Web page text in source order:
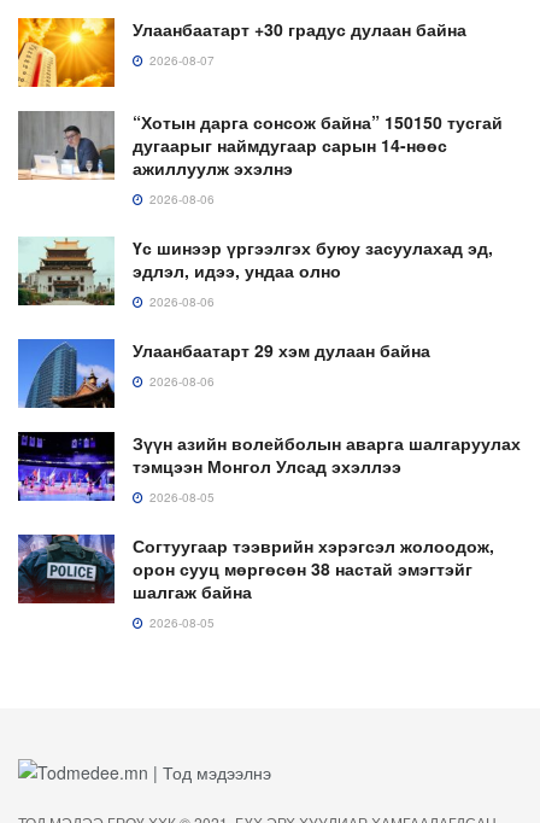
Улаанбаатарт +30 градус дулаан байна
2026-08-07
“Хотын дарга сонсож байна” 150150 тусгай
дугаарыг наймдугаар сарын 14-нөөс
ажиллуулж эхэлнэ
2026-08-06
Үс шинээр үргээлгэх буюу засуулахад эд,
эдлэл, идээ, ундаа олно
2026-08-06
Улаанбаатарт 29 хэм дулаан байна
2026-08-06
Зүүн азийн волейболын аварга шалгаруулах
тэмцээн Монгол Улсад эхэллээ
2026-08-05
Согтуугаар тээврийн хэрэгсэл жолоодож,
орон сууц мөргөсөн 38 настай эмэгтэйг
шалгаж байна
2026-08-05